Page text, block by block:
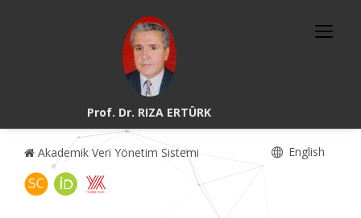
Prof. Dr. RIZA ERTÜRK
Akademik Veri Yönetim Sistemi English